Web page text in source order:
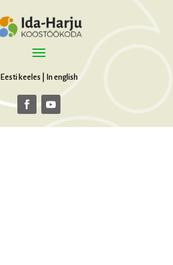
Eesti keeles In english